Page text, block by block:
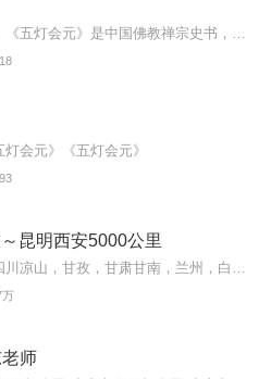
灯会元》《五灯会元》
昆明西安5000公里
万
师